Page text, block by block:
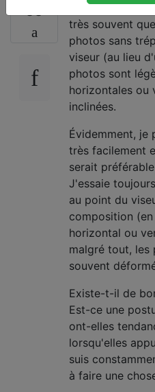
33
J'utilise un
très souvent
photos sans
viseur (au lieu
photos sont
horizontales ou
inclinées.
Évidemment, je
très facilement
serait
J'essaie
au point du
composition
horizontal ou
malgré tout, les
souvent
Existe-t-il de
Est-ce une
ont-elles
lorsqu'elles
suis
à faire une